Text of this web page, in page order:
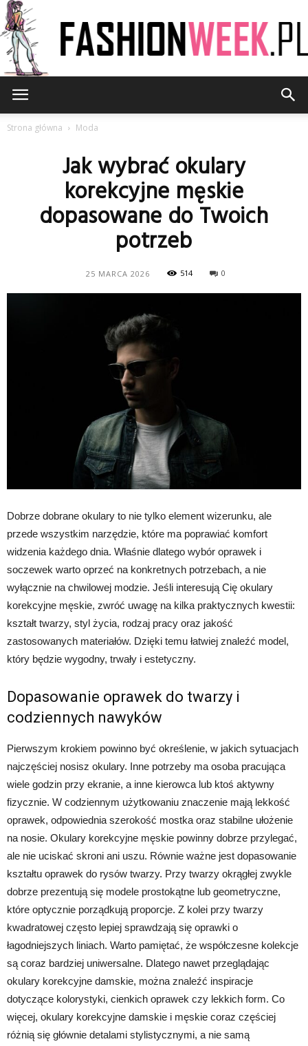
Strona główna Moda
Jak wybrać okulary
korekcyjne męskie
dopasowane do Twoich
potrzeb
25 MARCA 2026 514 0
Dobrze dobrane okulary to nie tylko element wizerunku, ale
przede wszystkim narzędzie, które ma poprawiać komfort
widzenia każdego dnia. Właśnie dlatego wybór oprawek i
soczewek warto oprzeć na konkretnych potrzebach, a nie
wyłącznie na chwilowej modzie. Jeśli interesują Cię okulary
korekcyjne męskie, zwróć uwagę na kilka praktycznych kwestii:
kształt twarzy, styl życia, rodzaj pracy oraz jakość
zastosowanych materiałów. Dzięki temu łatwiej znaleźć model,
który będzie wygodny, trwały i estetyczny.
Dopasowanie oprawek do twarzy i
codziennych nawyków
Pierwszym krokiem powinno być określenie, w jakich sytuacjach
najczęściej nosisz okulary. Inne potrzeby ma osoba pracująca
wiele godzin przy ekranie, a inne kierowca lub ktoś aktywny
fizycznie. W codziennym użytkowaniu znaczenie mają lekkość
oprawek, odpowiednia szerokość mostka oraz stabilne ułożenie
na nosie. Okulary korekcyjne męskie powinny dobrze przylegać,
ale nie uciskać skroni ani uszu. Równie ważne jest dopasowanie
kształtu oprawek do rysów twarzy. Przy twarzy okrągłej zwykle
dobrze prezentują się modele prostokątne lub geometryczne,
które optycznie porządkują proporcje. Z kolei przy twarzy
kwadratowej często lepiej sprawdzają się oprawki o
łagodniejszych liniach. Warto pamiętać, że współczesne kolekcje
są coraz bardziej uniwersalne. Dlatego nawet przeglądając
okulary korekcyjne damskie, można znaleźć inspiracje
dotyczące kolorystyki, cienkich oprawek czy lekkich form. Co
więcej, okulary korekcyjne damskie i męskie coraz częściej
różnią się głównie detalami stylistycznymi, a nie samą